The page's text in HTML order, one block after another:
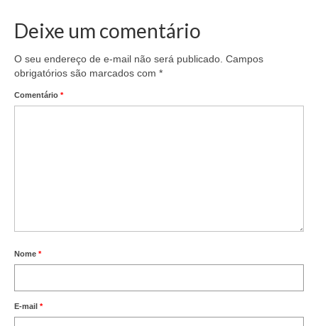
Deixe um comentário
O seu endereço de e-mail não será publicado. Campos
obrigatórios são marcados com *
Comentário *
Nome *
E-mail *